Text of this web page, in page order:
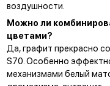
воздушности.
Можно ли
цветами?
Да, графит прекрасно
S70. Особенно
механизмами белый